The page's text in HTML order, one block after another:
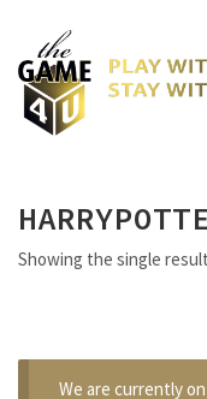
Showing the single result
We are currently